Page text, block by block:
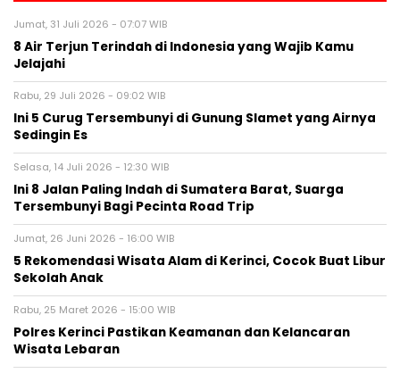
Jumat, 31 Juli 2026 - 07:07 WIB
8 Air Terjun Terindah di Indonesia yang Wajib Kamu
Jelajahi
Rabu, 29 Juli 2026 - 09:02 WIB
Ini 5 Curug Tersembunyi di Gunung Slamet yang Airnya
Sedingin Es
Selasa, 14 Juli 2026 - 12:30 WIB
Ini 8 Jalan Paling Indah di Sumatera Barat, Suarga
Tersembunyi Bagi Pecinta Road Trip
Jumat, 26 Juni 2026 - 16:00 WIB
5 Rekomendasi Wisata Alam di Kerinci, Cocok Buat Libur
Sekolah Anak
Rabu, 25 Maret 2026 - 15:00 WIB
Polres Kerinci Pastikan Keamanan dan Kelancaran
Wisata Lebaran